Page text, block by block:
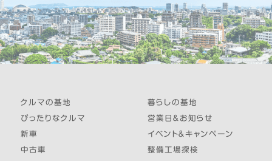
クルマの基地
ぴったりなクルマ
新車
中古車
暮らしの基地
営業日＆お知らせ
イベント＆キャンペーン
整備工場探検